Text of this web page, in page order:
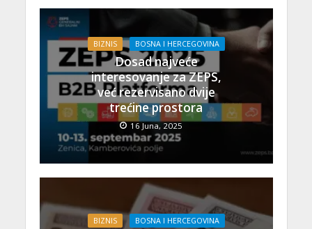
BIZNIS BOSNA I HERCEGOVINA
Dosad najveće
interesovanje za ZEPS,
već rezervisano dvije
trećine prostora
16 Juna, 2025
BIZNIS BOSNA I HERCEGOVINA